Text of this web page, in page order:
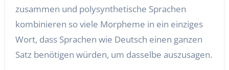
zusammen und polysynthetische Sprachen
kombinieren so viele Morpheme in ein einziges
Wort, dass Sprachen wie Deutsch einen ganzen
Satz benötigen würden, um dasselbe auszusagen.